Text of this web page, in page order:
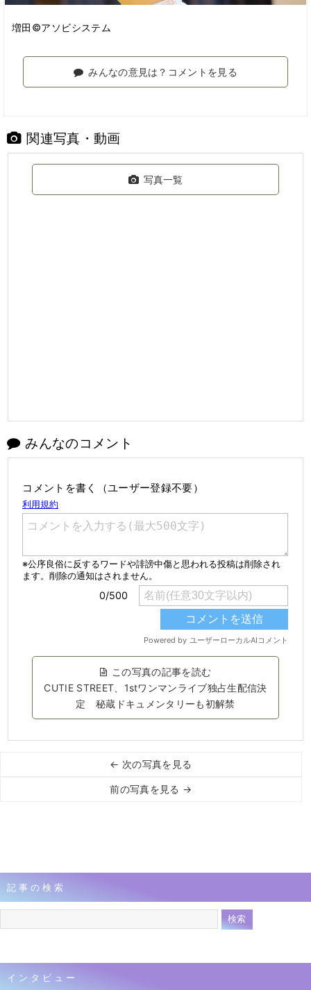
増田©アソビシステム
みんなの意見は？コメントを見る
関連写真・動画
写真一覧
みんなのコメント
コメントを書く（ユーザー登録不要）
この写真の記事を読む
CUTIE STREET、1stワンマンライブ独占生配信決
定 秘蔵ドキュメンタリーも初解禁
← 次の写真を見る
前の写真を見る →
記事の検索
インタビュー